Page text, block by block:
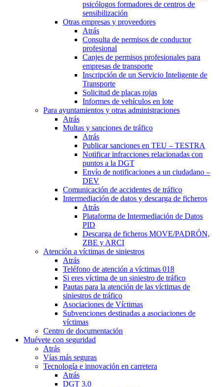
psicólogos formadores de centros de
sensibilización
Otras empresas y proveedores
Atrás
Consulta de permisos de conductor
profesional
Canjes de permisos profesionales para
empresas de transporte
Inscripción de un Servicio Inteligente de
Transporte
Solicitud de placas rojas
Informes de vehículos en lote
Para ayuntamientos y otras administraciones
Atrás
Multas y sanciones de tráfico
Atrás
Publicar sanciones en TEU – TESTRA
Notificar infracciones relacionadas con
puntos a la DGT
Envío de notificaciones a un ciudadano –
DEV
Comunicación de accidentes de tráfico
Intermediación de datos y descarga de ficheros
Atrás
Plataforma de Intermediación de Datos
PID
Descarga de ficheros MOVE/PADRÓN,
ZBE y ARCI
Atención a víctimas de siniestros
Atrás
Teléfono de atención a víctimas 018
Si eres víctima de un siniestro de tráfico
Pautas para la atención de las víctimas de
siniestros de tráfico
Asociaciones de Víctimas
Subvenciones destinadas a asociaciones de
víctimas
Centro de documentación
Muévete con seguridad
Atrás
Vías más seguras
Tecnología e innovación en carretera
Atrás
DGT 3.0